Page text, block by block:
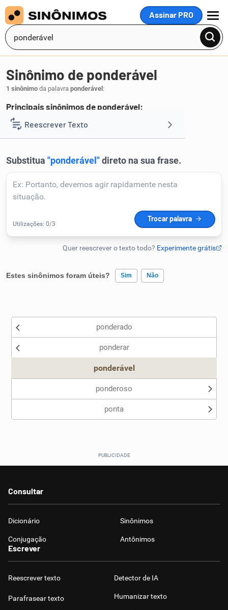
Assinar PRO
MENU
Reescrever Texto
Corrigir Texto
Humanizador de IA
Sinônimo de ponderável
1 sinônimo da palavra ponderável :
Principais sinônimos de ponderável:
1 momentoso.
Estes sinônimos foram úteis? Sim Não
Nenhum dos sinônimos apresentados me ajudou
ponderado
ponderar
ponderável
ponderoso
ponta
Consultar
Dicionário Sinônimos
Conjugação Antônimos
Escrever
Reescrever texto
Parafrasear texto
Detector de IA
Humanizar texto